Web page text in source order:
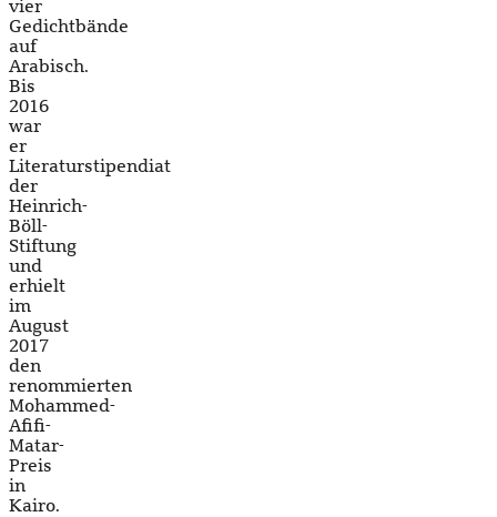
vier
Gedichtbände
auf
Arabisch.
Bis
2016
war
er
Literaturstipendiat
der
Heinrich-
Böll-
Stiftung
und
erhielt
im
August
2017
den
renommierten
Mohammed-
Afifi-
Matar-
Preis
in
Kairo.